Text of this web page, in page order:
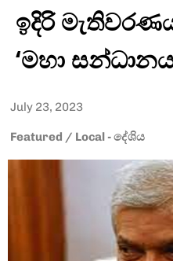
ඉදිරි
‘මහා
July 23, 2023
Featured / Local - දේශිය